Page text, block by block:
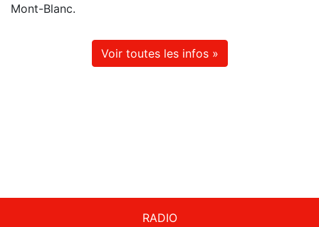
Mont-Blanc.
Voir toutes les infos »
RADIO